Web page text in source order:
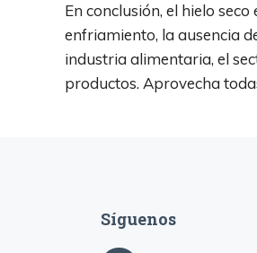
En conclusión, el hielo
enfriamiento, la ausencia
industria alimentaria, el
productos. Aprovecha
Síguenos